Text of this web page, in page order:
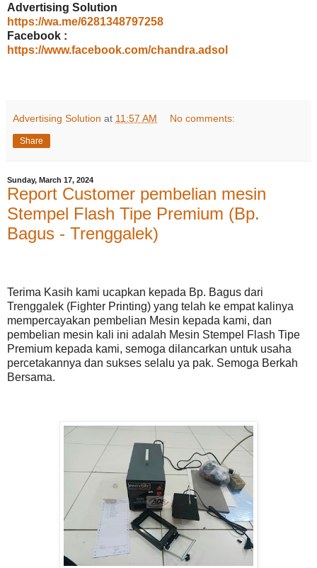
Advertising Solution
https://wa.me/6281348797258
Facebook :
https://www.facebook.com/chandra.adsol
Advertising Solution at 11:57 AM No comments:
Share
Sunday, March 17, 2024
Report Customer pembelian mesin
Stempel Flash Tipe Premium (Bp.
Bagus - Trenggalek)
Terima Kasih kami ucapkan kepada Bp. Bagus dari
Trenggalek (Fighter Printing) yang telah ke empat kalinya
mempercayakan pembelian Mesin kepada kami, dan
pembelian mesin kali ini adalah Mesin Stempel Flash Tipe
Premium kepada kami, semoga dilancarkan untuk usaha
percetakannya dan sukses selalu ya pak. Semoga Berkah
Bersama.